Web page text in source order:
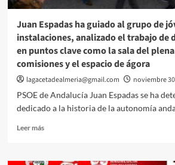
de
estratégicos
en
Almería
Juan Espadas ha guiado al grupo de
instalaciones, analizado el trabajo de
en puntos clave como la sala del
comisiones y el espacio de ágora
lagacetadealmeria@gmail.com noviembre
PSOE de Andalucía Juan Espadas se ha
dedicado a la historia de la autonomía
Leer másLeer
Juan